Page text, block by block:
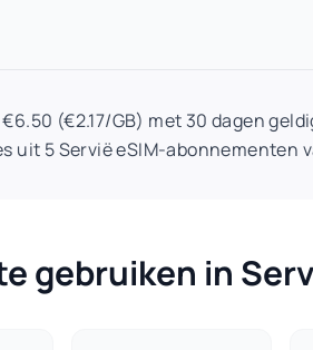
(€2.17/GB) met 30 dagen
uit 5 Servië eSIM-abonnementen
gebruiken in